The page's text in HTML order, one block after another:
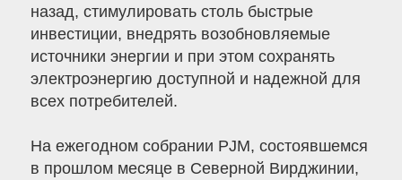
назад, стимулировать столь быстрые
инвестиции, внедрять возобновляемые
источники энергии и при этом сохранять
электроэнергию доступной и надежной для
всех потребителей.
На ежегодном собрании PJM, состоявшемся
в прошлом месяце в Северной Вирджинии,